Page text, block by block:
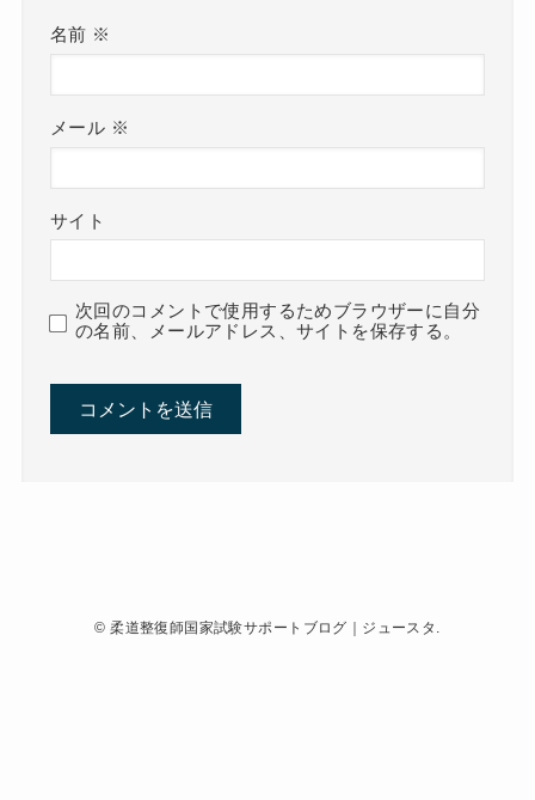
名前 ※
メール ※
サイト
次回のコメントで使用するためブラウザーに自分
の名前、メールアドレス、サイトを保存する。
© 柔道整復師国家試験サポートブログ｜ジュースタ.